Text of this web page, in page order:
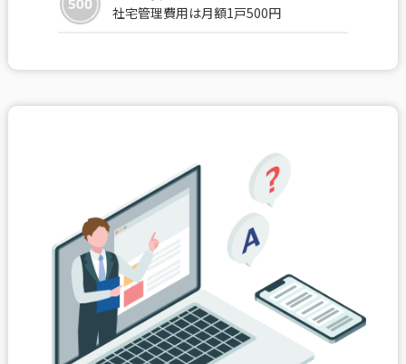
社宅管理費用は月額1戸500円